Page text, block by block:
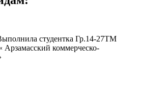
студентка Гр.14-27ТМ
коммерческо-